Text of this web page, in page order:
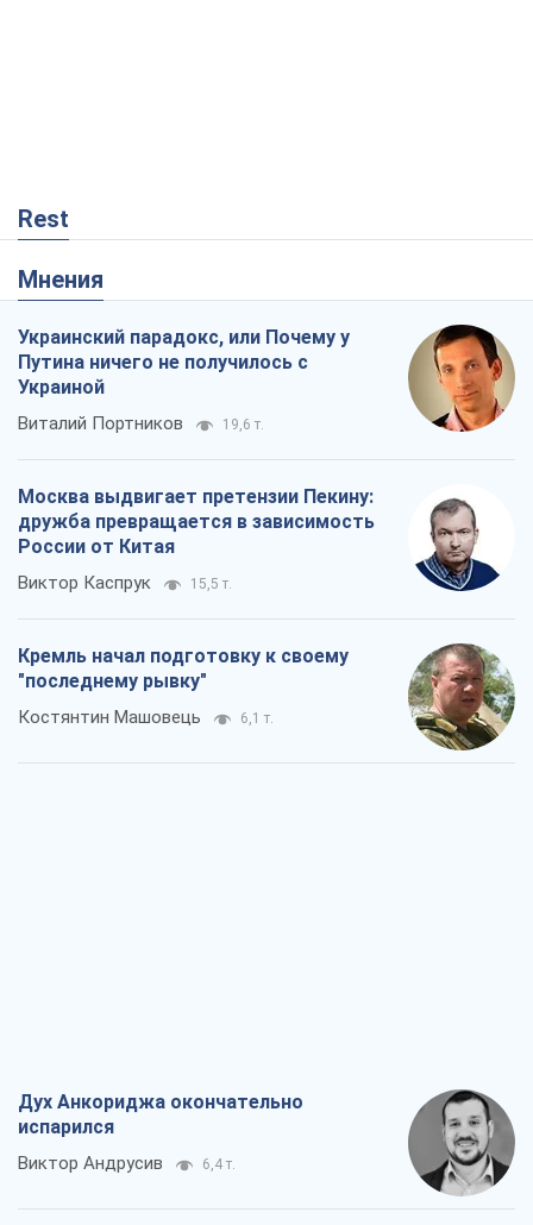
Rest
Мнения
Украинский парадокс, или Почему у
Путина ничего не получилось с
Украиной
Виталий Портников 19,6 т.
Москва выдвигает претензии Пекину:
дружба превращается в зависимость
России от Китая
Виктор Каспрук 15,5 т.
Кремль начал подготовку к своему
"последнему рывку"
Костянтин Машовець 6,1 т.
Дух Анкориджа окончательно
испарился
Виктор Андрусив 6,4 т.